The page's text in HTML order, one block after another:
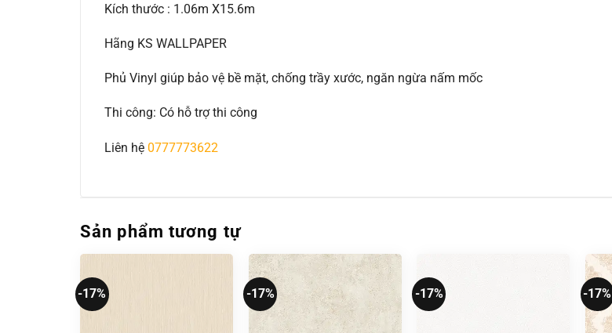
Kích thước : 1.06m X15.6m
Hãng KS WALLPAPER
Phủ Vinyl giúp bảo vệ bề mặt, chống trầy xước, ngăn ngừa nấm mốc
Thi công: Có hỗ trợ thi công
Liên hệ 0777773622
Sản phẩm tương tự
-17% -17% -17% -17%